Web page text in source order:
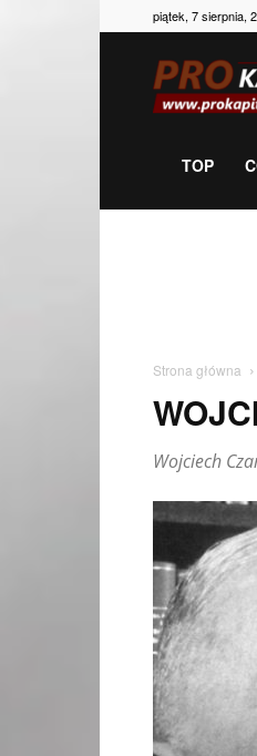
piątek, 7 sierpnia,
TOP
Strona główna
Wojciech